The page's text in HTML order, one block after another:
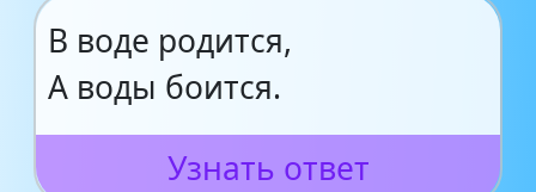
В воде родится,
А воды боится.
Узнать ответ